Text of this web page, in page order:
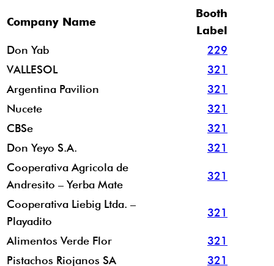
Company Name
Booth
Label
Don Yab
229
VALLESOL
321
Argentina Pavilion
321
Nucete
321
CBSe
321
Don Yeyo S.A.
321
Cooperativa Agricola de
Andresito – Yerba Mate
321
Cooperativa Liebig Ltda. –
Playadito
321
Alimentos Verde Flor
321
Pistachos Riojanos SA
321